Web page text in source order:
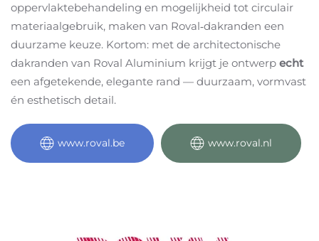
oppervlaktebehandeling en mogelijkheid tot circulair
materiaalgebruik, maken van Roval‑dakranden een
duurzame keuze. Kortom: met de architectonische
dakranden van Roval Aluminium krijgt je ontwerp echt
een afgetekende, elegante rand — duurzaam, vormvast
én esthetisch detail.
www.roval.be www.roval.nl